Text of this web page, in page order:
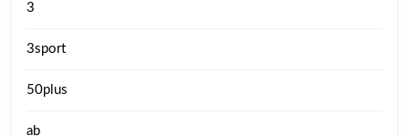
3
3sport
50plus
ab